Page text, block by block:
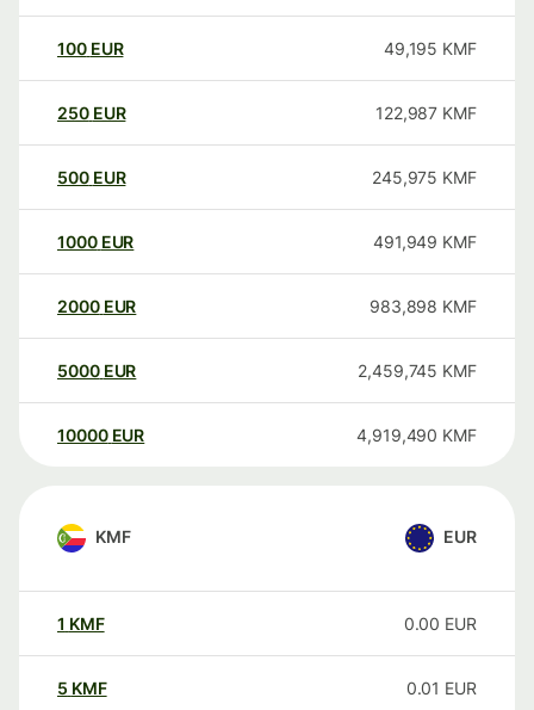
100 EUR 49,195 KMF
250 EUR 122,987 KMF
500 EUR 245,975 KMF
1000 EUR 491,949 KMF
2000 EUR 983,898 KMF
5000 EUR 2,459,745 KMF
10000 EUR 4,919,490 KMF
KMF EUR
1 KMF 0.00 EUR
5 KMF 0.01 EUR